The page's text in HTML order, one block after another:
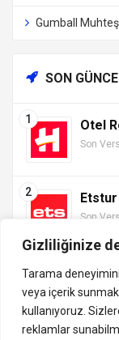
Gizliliğinize
Tarama
veya içerik
kullanıyoruz.
reklamlar
Gumball
SON
Otel
Son
Son
indirVip.com, en güvenilir
popüler Android oyunları,